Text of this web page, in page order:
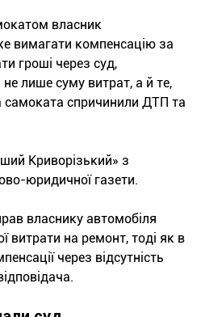
власник
вимагати компенсацію за
гроші через суд,
лише суму витрат, а й те,
самоката спричинили ДТП та
Криворізький» з
юридичної газети.
власнику автомобіля
витрати на ремонт, тоді як в
через відсутність